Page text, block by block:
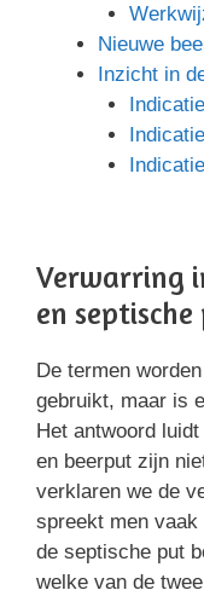
Nieuwe
Inzicht in
Verwarring
en
De termen
gebruikt, maar is
Het antwoord
en beerput zijn
verklaren we de
spreekt men
de septische put
welke van de